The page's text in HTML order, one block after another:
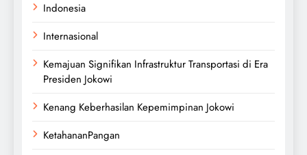
Indonesia
Internasional
Kemajuan Signifikan Infrastruktur Transportasi di Era
Presiden Jokowi
Kenang Keberhasilan Kepemimpinan Jokowi
KetahananPangan